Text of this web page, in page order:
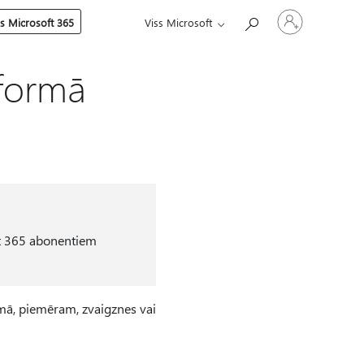
Microsoft 365 Viss Microsoft
Pierakstieties
savā
kontā
abonentiem
piemēram, zvaigznes vai